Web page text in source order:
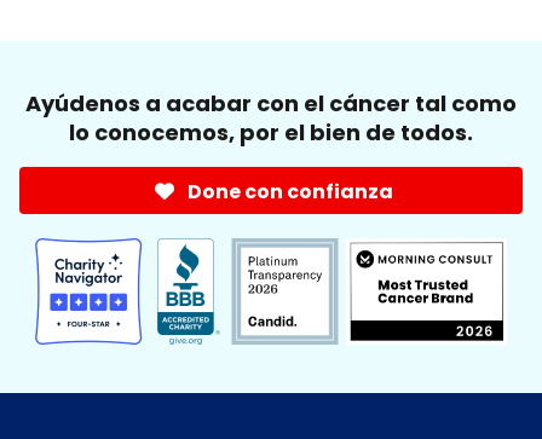
Ayúdenos a acabar con el cáncer tal como
lo conocemos, por el bien de todos.
Done con confianza